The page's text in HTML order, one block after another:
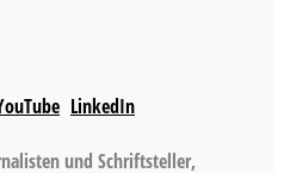
LinkedIn
und Schriftsteller,